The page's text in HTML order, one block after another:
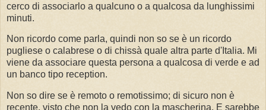
cerco di associarlo a qualcuno o a qualcosa da lunghissimi
minuti.
Non ricordo come parla, quindi non so se è un ricordo
pugliese o calabrese o di chissà quale altra parte d'Italia. Mi
viene da associare questa persona a qualcosa di verde e ad
un banco tipo reception.
Non so dire se è remoto o remotissimo; di sicuro non è
recente, visto che non la vedo con la mascherina. E sarebbe